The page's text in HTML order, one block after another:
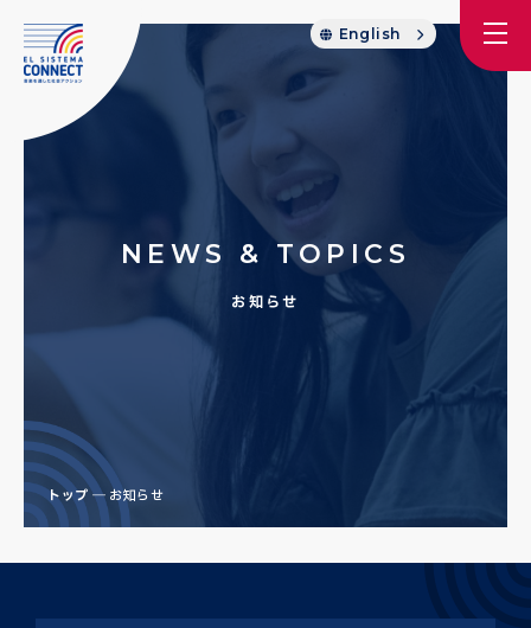
English
NEWS & TOPICS
お知らせ
トップ お知らせ